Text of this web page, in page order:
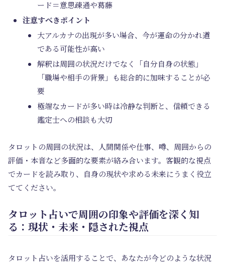
ード＝意思疎通や葛藤
注意すべきポイント
大アルカナの出現が多い場合、今が運命の分かれ道
である可能性が高い
解釈は周囲の状況だけでなく「自分自身の状態」
「職場や相手の背景」も総合的に加味することが必
要
極端なカードが多い時は冷静な判断と、信頼できる
鑑定士への相談も大切
タロットの周囲の状況は、人間関係や仕事、噂、周囲からの
評価・本音など多面的な要素が絡み合います。客観的な視点
でカードを読み取り、自身の現状や求める未来にうまく役立
ててください。
タロット占いで周囲の印象や評価を深く知
る：現状・未来・隠された視点
タロット占いを活用することで、あなたが今どのような状況